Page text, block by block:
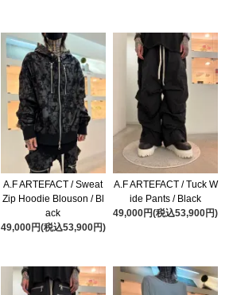
A.F ARTEFACT / Sweat
Zip Hoodie Blouson / Bl
ack
49,000円(税込53,900円)
A.F ARTEFACT / Tuck W
ide Pants / Black
49,000円(税込53,900円)